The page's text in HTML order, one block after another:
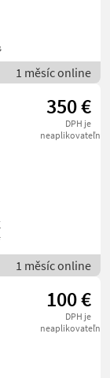
1 měsíc online
350 €
DPH je
neaplikovateľné
1 měsíc online
100 €
DPH je
neaplikovateľné